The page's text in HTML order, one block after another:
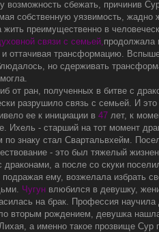
сбежать, причинив
собственную уязвимость, жадно
преимущественно в
связи с семьей,продолжала
оттачивая трансформацию.
но сдерживать
от ран, полученных в битве с
разрушило связь с семьей. И
ее к инициации в 47 лет, к
Ихель - старший на тот момент
знаку стал Свартальвхейм.
- это был тяжелый
драконами, а после со скуки
подражая ему, возжелала избрать
Чугун влюбился в девушку,
на брак. Профессия научила
вторым рождением, девушка
а именно такое прозвище Сур